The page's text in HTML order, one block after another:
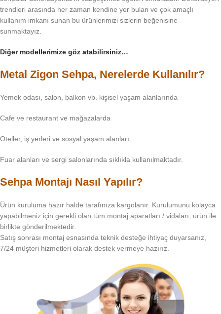
trendleri arasında her zaman kendine yer bulan ve çok amaçlı
kullanım imkanı sunan bu ürünlerimizi sizlerin beğenisine
sunmaktayız.
Diğer modellerimize göz atabilirsiniz…
Metal Zigon Sehpa, Nerelerde Kullanılır?
Yemek odası, salon, balkon vb. kişisel yaşam alanlarında
Cafe ve restaurant ve mağazalarda
Oteller, iş yerleri ve sosyal yaşam alanları
Fuar alanları ve sergi salonlarında sıklıkla kullanılmaktadır.
Sehpa Montajı Nasıl Yapılır?
Ürün kuruluma hazır halde tarafınıza kargolanır. Kurulumunu kolayca
yapabilmeniz için gerekli olan tüm montaj aparatları / vidaları, ürün ile
birlikte gönderilmektedir.
Satış sonrası montaj esnasında teknik desteğe ihtiyaç duyarsanız,
7/24 müşteri hizmetleri olarak destek vermeye hazırız.